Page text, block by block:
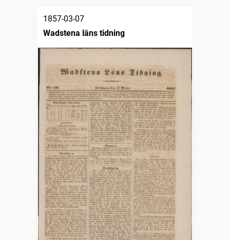
1857-03-07
Wadstena läns tidning